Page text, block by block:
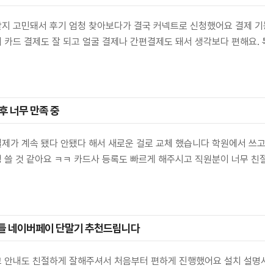
고민돼서 후기 엄청 찾아보다가 결국 커넥트로 신청했어요 결제
카드 결제도 잘 되고 얼굴 결제나 간편결제도 돼서 생각보다 편해
너무 만족 중
가 계속 됐다 안됐다 해서 새로운 걸로 교체 했습니다 학원에서
것 같아요 ㅋㅋ 카드사 등록도 빠르게 해주시고 직원분이 너무
네이버페이 단말기 추천드립니다
안내도 친절하게 잘해주셔서 처음부터 편하게 진행했어요 설치 설